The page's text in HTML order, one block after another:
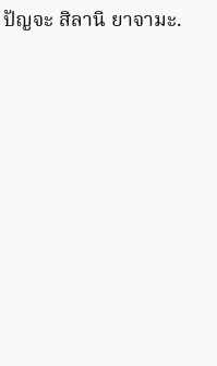
ญจะ สิลานิ ยาจามะ.